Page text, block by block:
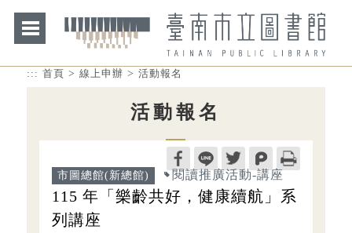
::: 首頁 > 線上申辦 > 活動報名
活動報名
市圖總館(新總館) 閱讀推廣活動-講座
115 年「樂齡共好，健康續航」系
列講座